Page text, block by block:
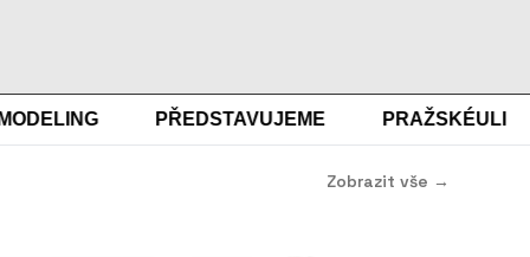
PŘEDSTAVUJEME PRAŽSKÉULICE
Zobrazit vše →